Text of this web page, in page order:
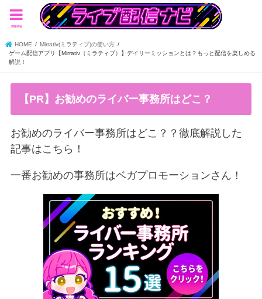
menu
HOME
Mirrativ(ミラティブ)の使い方
ゲーム配信アプリ【Mirrativ（ミラティブ）】デイリーミッションとは？もっと配信を楽しめる
解説！
【PR】お勧めのライバー事務所はどこ？
お勧めのライバー事務所はどこ？？徹底解説した
記事はこちら！
一番お勧めの事務所はベガプロモーションさん！